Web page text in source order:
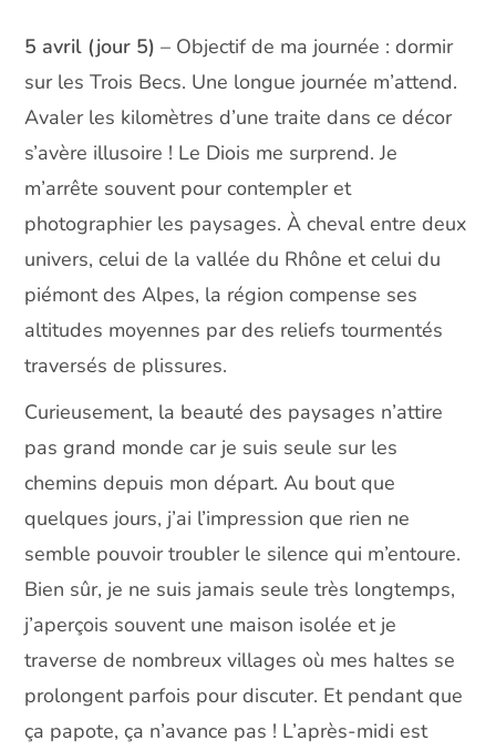
5 avril (jour 5) – Objectif de ma journée : dormir
sur les Trois Becs. Une longue journée m’attend.
Avaler les kilomètres d’une traite dans ce décor
s’avère illusoire ! Le Diois me surprend. Je
m’arrête souvent pour contempler et
photographier les paysages. À cheval entre deux
univers, celui de la vallée du Rhône et celui du
piémont des Alpes, la région compense ses
altitudes moyennes par des reliefs tourmentés
traversés de plissures.
Curieusement, la beauté des paysages n’attire
pas grand monde car je suis seule sur les
chemins depuis mon départ. Au bout que
quelques jours, j’ai l’impression que rien ne
semble pouvoir troubler le silence qui m’entoure.
Bien sûr, je ne suis jamais seule très longtemps,
j’aperçois souvent une maison isolée et je
traverse de nombreux villages où mes haltes se
prolongent parfois pour discuter. Et pendant que
ça papote, ça n’avance pas ! L’après-midi est